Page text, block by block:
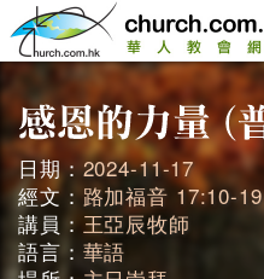
日期：2024-11-17
經文：路加福音 17:10-19
講員： 王亞辰牧師
語言： 華語